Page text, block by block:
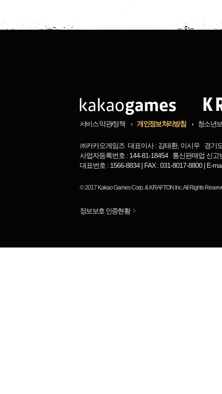
서비스 약관/정책 개인정보처리방침 청소년
㈜카카오게임즈 대표이사 : 김태환, 이시우 경기
사업자등록번호 : 144-81-18454 통신판매업 신고
대표번호 : 1566-8834 | FAX : 031-8017-8800 | E-
© 2017 Kakao Games Corp.& KRAFTON Inc.All Rights
정보보호 인증현황